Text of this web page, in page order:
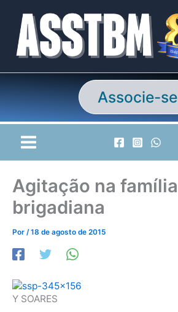
conteúdo
Associe-se
Agitação na família
brigadiana
Por /18 de agosto de 2015
Y SOARES